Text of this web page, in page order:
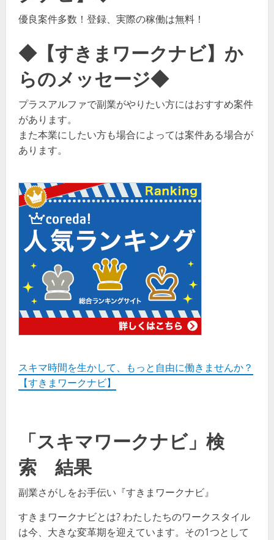
優良案件多数！登録、実際の稼働は無料！
◆【すきまワークナビ】か
らのメッセージ◆
プラスアルファで副業がやりたい方にはおすすめ案件
があります。
また本業にしたい方も場合によっては案件ある場合が
あります。
スキマ時間を生かして、もっと自由に働きませんか？
【すきまワークナビ】
「スキマワークナビ」検
索 結果
副業さがしをお手伝い『すきまワークナビ』
すきまワークナビとは? わたしたちのワークスタイル
は今、大きな変革期を迎えています。その1つとして